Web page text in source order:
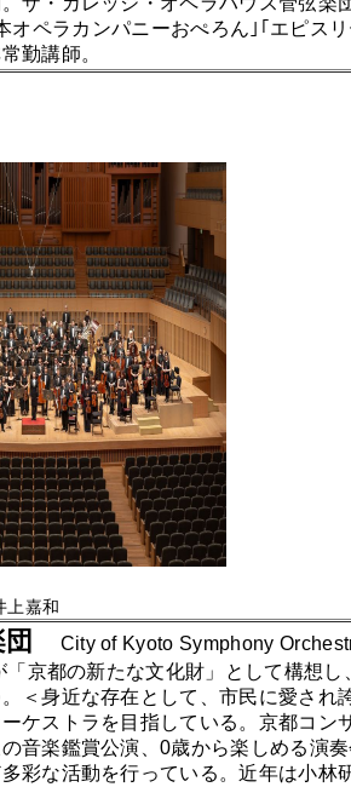
オペラカンパニーおぺろん｣｢エピス
勤講師。
嘉和
City of Kyoto Symphony
「京都の新たな文化財」として構想
＜身近な存在として、市民に愛され
ケストラを目指している。京都コン
音楽鑑賞公演、0歳から楽しめる演
彩な活動を行っている。近年は小林